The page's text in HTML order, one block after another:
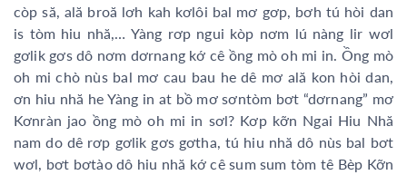
còp să, ală broă lơh kah kơlôi bal mơ gơp, bơh tú hòi dan
is tòm hiu nhă,… Yàng rơp ngui kòp nơm lú nàng lir wơl
gơlik gơs dô nơm dơrnang kớ cê ồng mò oh mi in. Ồng mò
oh mi chò nùs bal mơ cau bau he dê mơ ală kon hòi dan,
ơn hiu nhă he Yàng in at bồ mơ sơntòm bơt “dơrnang” mơ
Kơnràn jao ồng mò oh mi in sơl? Kơp kỡn Ngai Hiu Nhă
nam do dê rơp gơlik gơs gơtha, tú hiu nhă dô nùs bal bơt
wơl, bơt bơtào dô hiu nhă kớ cê sum sum tòm tê Bèp Kỡn